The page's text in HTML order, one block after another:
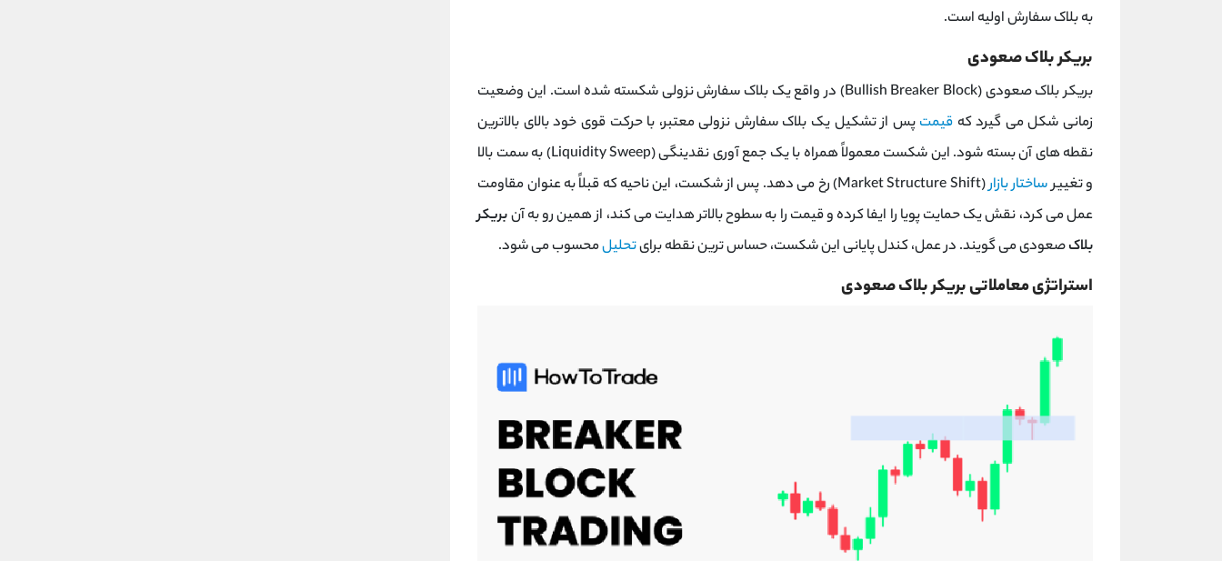
به بلاک سفارش اولیه است.
بریکر بلاک صعودی
بریکر بلاک صعودی (Bullish Breaker Block) در واقع یک بلاک سفارش نزولی شکسته ‌شده است. این وضعیت
زمانی شکل می ‌گیرد که قیمت پس از تشکیل یک بلاک سفارش نزولی معتبر، با حرکت قوی خود بالای بالاترین
نقطه های آن بسته شود. این شکست معمولاً همراه با یک جمع آوری نقدینگی (Liquidity Sweep) به سمت بالا
و تغییرساختار بازار
(Market Structure Shift) رخ می ‌دهد. پس از شکست، این ناحیه که قبلاً به عنوان مقاومت
عمل می‌ کرد، نقش یک حمایت پویا را ایفا کرده و قیمت را به سطوح بالاتر هدایت می ‌کند، از همین رو به آنبریکر
بلاکصعودی می ‌گویند. در عمل، کندل پایانی این شکست، حساس‌ ترین نقطه برایتحلیلمحسوب می‌ شود.
استراتژی معاملاتی بریکر بلاک صعودی